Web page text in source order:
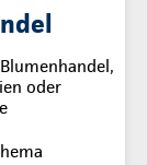
oder